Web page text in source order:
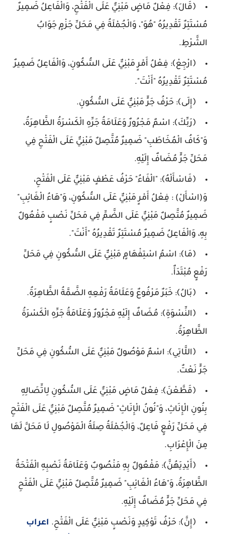
﴿قَالَ﴾: فِعْلٌ مَاضٍ مَبْنِيٌّ عَلَى الْفَتْحِ، وَالْفَاعِلُ ضَمِيرٌ
مُسْتَتِرٌ تَقْدِيرُهُ "هُوَ"، وَالْجُمْلَةُ فِي مَحَلِّ جَزْمٍ جَوَابُ
الشَّرْطِ.
﴿ارْجِعْ﴾: فِعْلُ أَمْرٍ مَبْنِيٌّ عَلَى السُّكُونِ، وَالْفَاعِلُ ضَمِيرٌ
مُسْتَتِرٌ تَقْدِيرُهُ "أَنْتَ".
﴿إِلَى﴾: حَرْفُ جَرٍّ مَبْنِيٌّ عَلَى السُّكُونِ.
﴿رَبِّكَ﴾: اسْمٌ مَجْرُورٌ وَعَلَامَةُ جَرِّهِ الْكَسْرَةُ الظَّاهِرَةُ،
وَ"كَافُ الْمُخَاطَبِ" ضَمِيرٌ مُتَّصِلٌ مَبْنِيٌّ عَلَى الْفَتْحِ فِي
مَحَلِّ جَرٍّ مُضَافٌ إِلَيْهِ.
﴿فَاسْأَلْهُ﴾: "الْفَاءُ" حَرْفُ عَطْفٍ مَبْنِيٌّ عَلَى الْفَتْحِ،
وَ(اسْأَلْ) : فِعْلُ أَمْرٍ مَبْنِيٌّ عَلَى السُّكُونِ، وَ"هَاءُ الْغَائِبِ"
ضَمِيرٌ مُتَّصِلٌ مَبْنِيٌّ عَلَى الضَّمِّ فِي مَحَلِّ نَصْبٍ مَفْعُولٌ
بِهِ، وَالْفَاعِلُ ضَمِيرٌ مُسْتَتِرٌ تَقْدِيرُهُ "أَنْتَ".
﴿مَا﴾: اسْمُ اسْتِفْهَامٍ مَبْنِيٌّ عَلَى السُّكُونِ فِي مَحَلِّ
رَفْعٍ مُبْتَدَأٌ.
﴿بَالُ﴾: خَبَرٌ مَرْفُوعٌ وَعَلَامَةُ رَفْعِهِ الضَّمَّةُ الظَّاهِرَةُ.
﴿النِّسْوَةِ﴾: مُضَافٌ إِلَيْهِ مَجْرُورٌ وَعَلَامَةُ جَرِّهِ الْكَسْرَةُ
الظَّاهِرَةُ.
﴿اللَّاتِي﴾: اسْمٌ مَوْصُولٌ مَبْنِيٌّ عَلَى السُّكُونِ فِي مَحَلِّ
جَرٍّ نَعْتٌ.
﴿قَطَّعْنَ﴾: فِعْلٌ مَاضٍ مَبْنِيٌّ عَلَى السُّكُونِ لِاتِّصَالِهِ
بِنُونِ الْإِنَاثِ، وَ"نُونُ الْإِنَاثِ" ضَمِيرٌ مُتَّصِلٌ مَبْنِيٌّ عَلَى الْفَتْحِ
فِي مَحَلِّ رَفْعٍ فَاعِلٌ، وَالْجُمْلَةُ صِلَةُ الْمَوْصُولِ لَا مَحَلَّ لَهَا
مِنَ الْإِعْرَابِ.
﴿أَيْدِيَهُنَّ﴾: مَفْعُولٌ بِهِ مَنْصُوبٌ وَعَلَامَةُ نَصْبِهِ الْفَتْحَةُ
الظَّاهِرَةُ، وَ"هَاءُ الْغَائِبِ" ضَمِيرٌ مُتَّصِلٌ مَبْنِيٌّ عَلَى الْفَتْحِ
فِي مَحَلِّ جَرٍّ مُضَافٌ إِلَيْهِ.
﴿إِنَّ﴾: حَرْفُ تَوْكِيدٍ وَنَصْبٍ مَبْنِيٌّ عَلَى الْفَتْحِ. اعراب